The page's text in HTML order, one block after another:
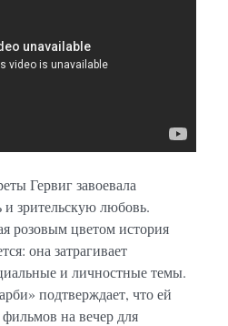
Гервиг завоевала
зрительскую любовь.
розовым цветом история
она затрагивает
и личностные темы.
подтверждает, что ей
на вечер для